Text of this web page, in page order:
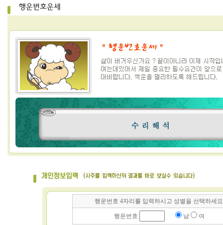
행운번호 4자리를 입력하시고 성별을 선택하세
행운번호 남 여